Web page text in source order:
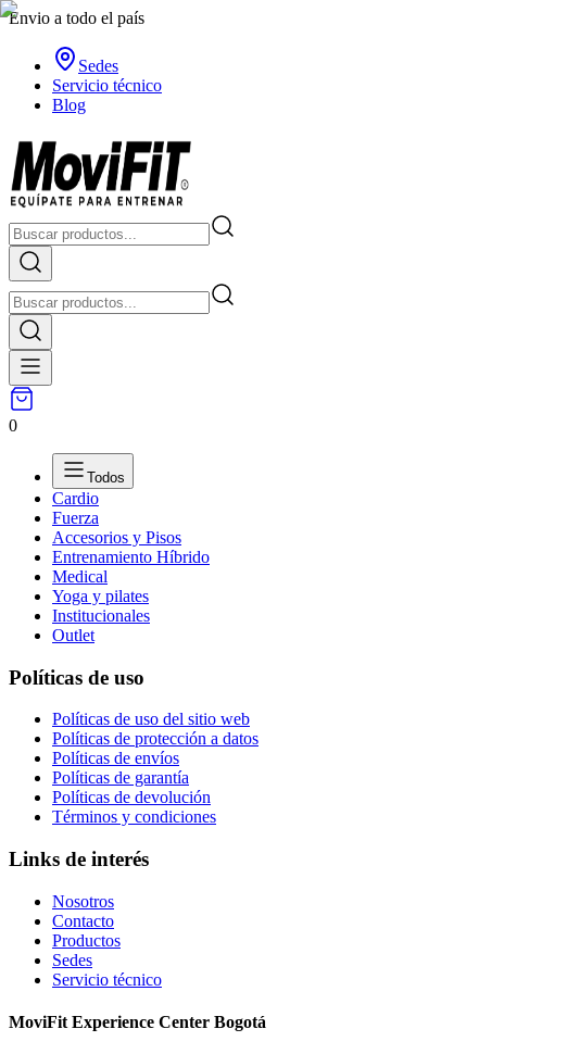
Envio a todo el país
Sedes
Servicio técnico
Blog
0
Todos
Cardio
Fuerza
Accesorios y Pisos
Entrenamiento Híbrido
Medical
Yoga y pilates
Institucionales
Outlet
Políticas de uso
Políticas de uso del sitio web
Políticas de protección a datos
Políticas de envíos
Políticas de garantía
Políticas de devolución
Términos y condiciones
Links de interés
Nosotros
Contacto
Productos
Sedes
Servicio técnico
MoviFit Experience Center Bogotá